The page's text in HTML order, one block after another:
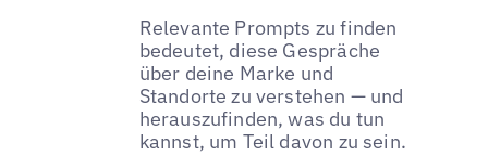
Relevante Prompts zu finden
bedeutet, diese Gespräche
über deine Marke und
Standorte zu verstehen — und
herauszufinden, was du tun
kannst, um Teil davon zu sein.